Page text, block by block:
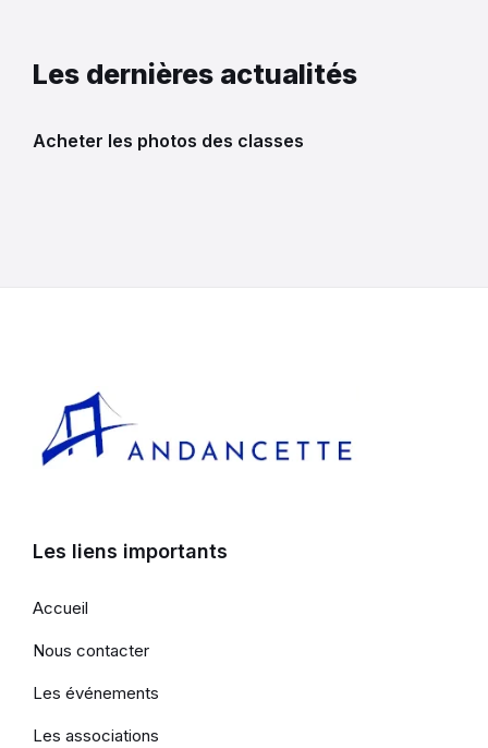
Les dernières actualités
Acheter les photos des classes
Les liens importants
Accueil
Nous contacter
Les événements
Les associations